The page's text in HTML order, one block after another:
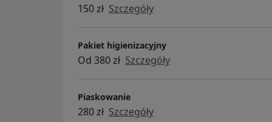
150 zł Szczegóły
Pakiet higienizacyjny
Od 380 zł Szczegóły
Piaskowanie
280 zł Szczegóły